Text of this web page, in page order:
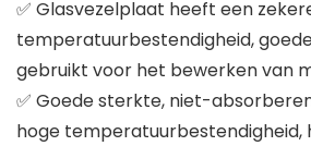
✅ Glasvezelplaat heeft een
temperatuurbestendigheid,
gebruikt voor het bewerken van
✅ Goede sterkte, niet-
hoge temperatuurbestendigheid,